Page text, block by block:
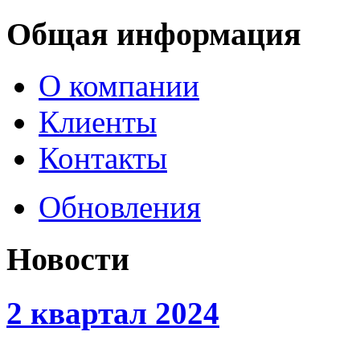
Общая информация
О компании
Клиенты
Контакты
Обновления
Новости
2 квартал 2024